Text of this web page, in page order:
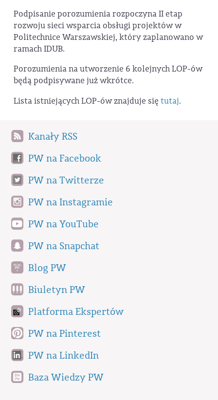
Podpisanie porozumienia rozpoczyna II etap
rozwoju sieci wsparcia obsługi projektów w
Politechnice Warszawskiej, który zaplanowano w
ramach IDUB.
Porozumienia na utworzenie 6 kolejnych LOP-ów
będą podpisywane już wkrótce.
Lista istniejących LOP-ów znajduje się tutaj.
Kanały RSS
PW na Facebook
PW na Twitterze
PW na Instagramie
PW na YouTube
PW na Snapchat
Blog PW
Biuletyn PW
Platforma Ekspertów
PW na Pinterest
PW na LinkedIn
Baza Wiedzy PW